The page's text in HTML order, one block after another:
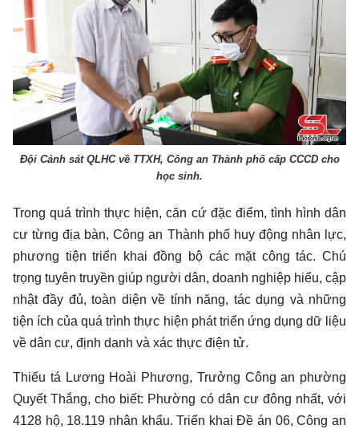
Đội Cảnh sát QLHC về TTXH, Công an Thành phố cấp CCCD cho
học sinh.
Trong quá trình thực hiện, căn cứ đặc điểm, tình hình dân
cư từng địa bàn, Công an Thành phố huy động nhân lực,
phương tiện triển khai đồng bộ các mặt công tác. Chú
trọng tuyên truyền giúp người dân, doanh nghiệp hiểu, cập
nhật đầy đủ, toàn diện về tính năng, tác dụng và những
tiện ích của quá trình thực hiện phát triển ứng dụng dữ liệu
về dân cư, định danh và xác thực điện tử.
Thiếu tá Lương Hoài Phương, Trưởng Công an phường
Quyết Thắng, cho biết: Phường có dân cư đông nhất, với
4128 hộ, 18.119 nhân khẩu. Triển khai Đề án 06, Công an